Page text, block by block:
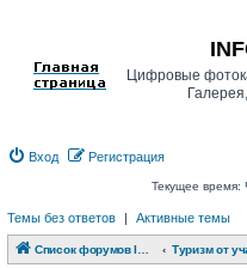
Цифровые
Вход Регистрация
Текущее время:
Темы без ответов | Активные темы
Список форумов INFO CAM | Форум